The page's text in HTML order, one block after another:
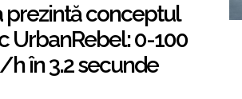
prezintă conceptul
UrbanRebel: 0-100
h în 3.2 secunde